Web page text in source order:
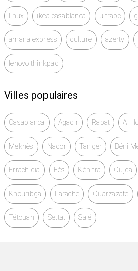
linux ikea casablanca ultrapc
amana express culture azerty
lenovo thinkpad
Villes populaires
Casablanca Agadir Rabat Al
Meknès Nador Tanger Béni
Errachidia Fès Kénitra Oujda
Khouribga Larache Ouarzazate
Tétouan Settat Salé